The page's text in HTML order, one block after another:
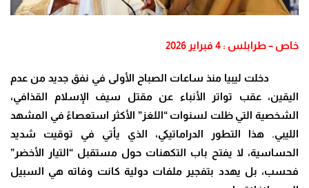
خاص – طرابلس : 4 فبراير 2026
دخلت ليبيا منذ ساعات الصباح الأولى في نفق جديد من عدم
اليقين، عقب تواتر الأنباء عن مقتل سيف الإسلام القذافي،
الشخصية التي ظلت لسنوات “اللغز” الأكثر استعصاءً في المشهد
الليبي. هذا التطور الدراماتيكي، الذي يأتي في توقيت شديد
الحساسية، لا يفتح باب التكهنات حول مستقبل “التيار الأخضر”
فحسب، بل يهدد بتفجير ملفات دولية كانت وفاته هي السبيل